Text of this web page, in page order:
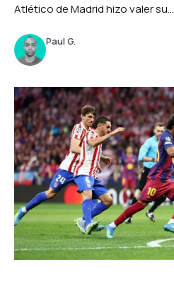
Atlético de Madrid hizo valer su...
Paul G.